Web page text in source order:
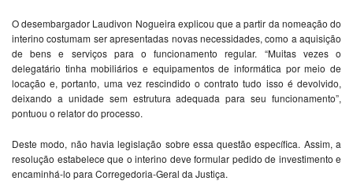
O desembargador Laudivon Nogueira explicou que a partir da nomeação do
interino costumam ser apresentadas novas necessidades, como a aquisição
de bens e serviços para o funcionamento regular. “Muitas vezes o
delegatário tinha mobiliários e equipamentos de informática por meio de
locação e, portanto, uma vez rescindido o contrato tudo isso é devolvido,
deixando a unidade sem estrutura adequada para seu funcionamento”,
pontuou o relator do processo.
Deste modo, não havia legislação sobre essa questão específica. Assim, a
resolução estabelece que o interino deve formular pedido de investimento e
encaminhá-lo para Corregedoria-Geral da Justiça.